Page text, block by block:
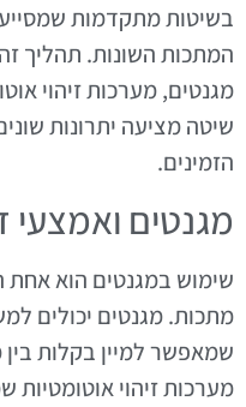
בשיטות מתקדמות
המתכות השונות. תהליך
מגנטים, מערכות זיהוי
שיטה מציעה יתרונות
הזמינים.
מגנטים ואמצעי
שימוש במגנטים הוא אחת
מתכות. מגנטים יכולים
שמאפשר למיין בקלות בין
מערכות זיהוי אוטומטיות